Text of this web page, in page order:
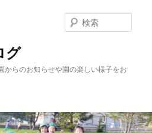
グ
からのお知らせや園の楽しい様子をお
索